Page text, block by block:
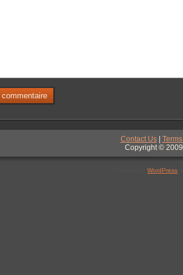
Contact Us|
Copyright ©
WordPress